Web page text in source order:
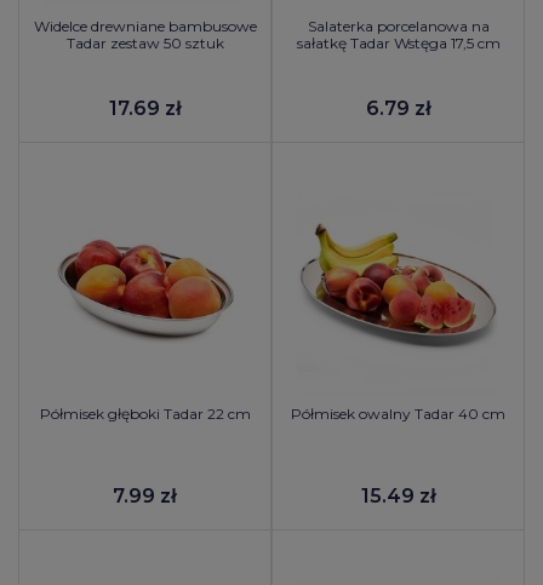
Widelce drewniane bambusowe
Tadar zestaw 50 sztuk
17.69 zł
Salaterka porcelanowa na
sałatkę Tadar Wstęga 17,5 cm
6.79 zł
Półmisek głęboki Tadar 22 cm
7.99 zł
Półmisek owalny Tadar 40 cm
15.49 zł